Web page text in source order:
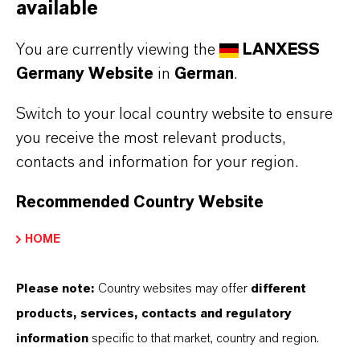
und Möglichkeiten in unserer Download-
Broschüre.
BROSCHÜREN
Velcorin® DT Motion Broschüre -
Englisch
Velcorin® DT Motion Broschüre -
available
You are currently viewing the
LANXESS
Germany Website in German.
Switch to your local country website to ensure
you receive the most relevant products,
contacts and information for your region.
Recommended Country Website
HOME
Please note: Country websites may offer different
products, services, contacts and regulatory
information specific to that market, country and region.